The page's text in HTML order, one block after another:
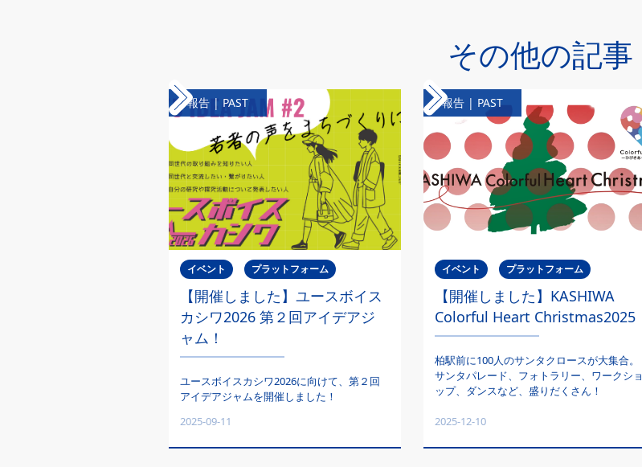
その他の記事
報告 | PAST
イベント プラットフォーム
【開催しました】ユースボイス
カシワ2026 第２回アイデアジ
ャム！
ユースボイスカシワ2026に向けて、第２回
アイデアジャムを開催しました！
2025-09-11
報告 | PAST
イベント プラットフォーム
【開催しました】KASHIWA
Colorful Heart Christmas2025
柏駅前に100人のサンタクロースが大集合。
サンタパレード、フォトラリー、ワークショ
ップ、ダンスなど、盛りだくさん！
2025-12-10